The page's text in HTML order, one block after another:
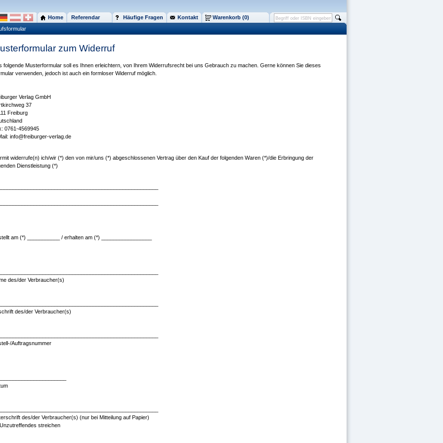
Home Referendar Häufige Fragen Kontakt
Warenkorb (0)
zum Widerruf
folgende Musterformular soll es Ihnen erleichtern, von Ihrem Widerrufsrecht bei uns Gebrauch zu machen. Gerne können Sie dieses
verwenden, jedoch ist auch ein formloser Widerruf möglich.
Verlag GmbH
37
Freiburg
0761-4569945
info@freiburger-verlag.de
widerrufe(n) ich/wir (*) den von mir/uns (*) abgeschlossenen Vertrag über den Kauf der folgenden Waren (*)/die Erbringung der
Dienstleistung (*)
am (*) ___________ / erhalten am (*) _________________
des/der Verbraucher(s)
des/der Verbraucher(s)
Auftragsnummer
des/der Verbraucher(s) (nur bei Mitteilung auf Papier)
streichen